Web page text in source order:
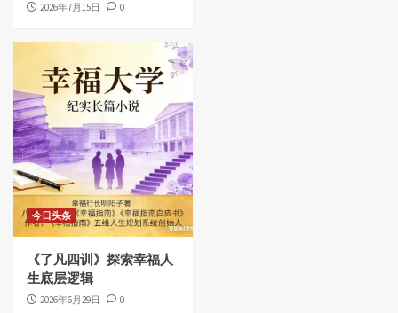
2026年7月15日 0
今日头条
《了凡四训》探索幸福人
生底层逻辑
2026年6月29日 0